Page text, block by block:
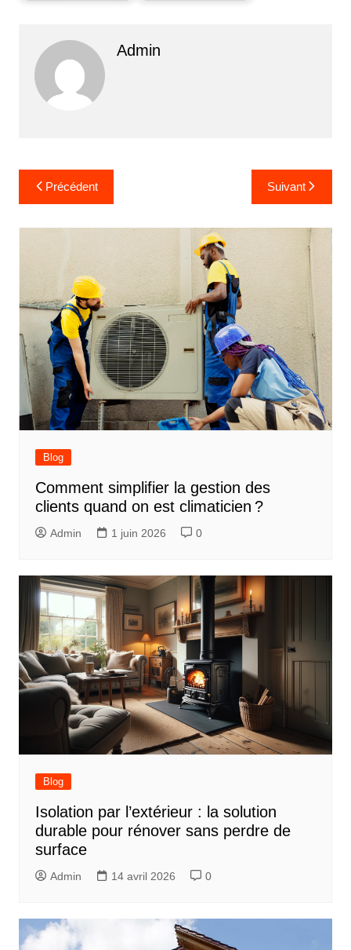
Admin
Navigation
de
l’article
Précédent Suivant
Blog
Comment simplifier la gestion des
clients quand on est climaticien ?
Admin 1 juin 2026 0
Blog
Isolation par l’extérieur : la solution
durable pour rénover sans perdre de
surface
Admin 14 avril 2026 0